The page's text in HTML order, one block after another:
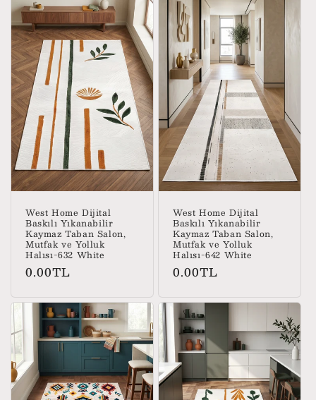
West Home Dijital
Baskılı Yıkanabilir
Kaymaz Taban Salon,
Mutfak ve Yolluk
Halısı-632 White
Normal
0.00TL
West Home Dijital
Baskılı Yıkanabilir
Kaymaz Taban Salon,
Mutfak ve Yolluk
Halısı-642 White
Normal
0.00TL